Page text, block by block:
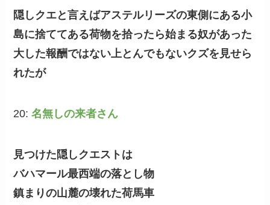
隠しクエと言えばアステルリーズの東側にある小
島に捨ててある荷物を拾ったら始まる奴があった
大した報酬ではない上とんでもないクズを見せら
れたが
20:名無しの来者さん
見つけた隠しクエストは
バハマール最西端の落とし物
鎮まりの山麓の壊れた荷馬車